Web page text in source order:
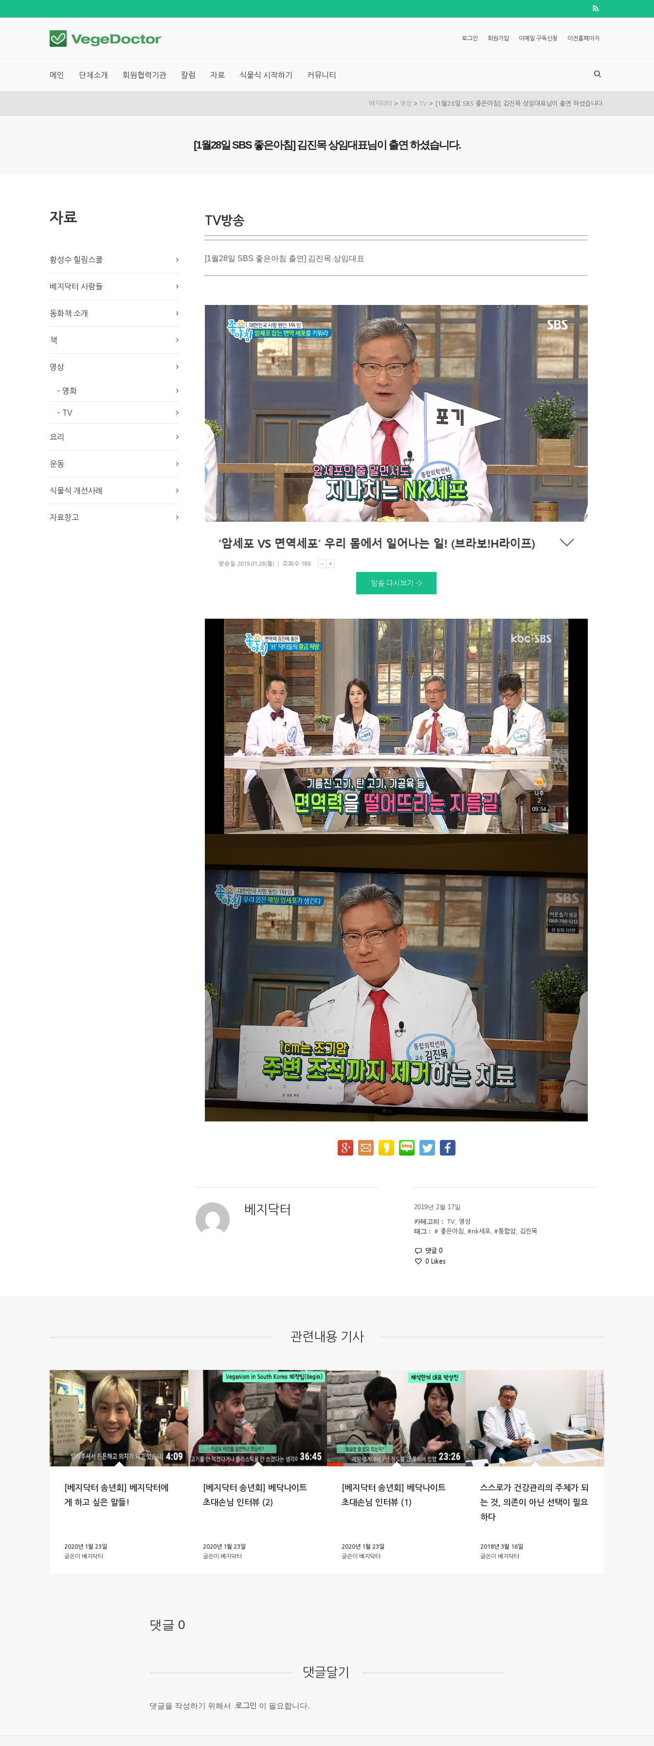
로그인 회원가입 이메일 구독신청 이전홈페이지
메인 단체소개 회원협력기관 칼럼 자료 식물식 시작하기 커뮤니티
베지닥터 > 영상 > TV > [1월28일 SBS 좋은아침] 김진목 상임대표님이 출연 하셨습니다.
[1월28일 SBS 좋은아침] 김진목 상임대표님이 출연 하셨습니다.
TV방송
[1월28일 SBS 좋은아침 출연] 김진목 상임대표
방송 다시보기 ->
베지닥터
2019년 2월 17일
카테고리 :
TV, 영상
태그 : # 좋은아침 #nk세포, #통합암, 김진목
댓글 0
0 Likes
자료
황성수 힐링스쿨
베지닥터 사람들
동화책 소개
책
영상
– 영화
– TV
요리
운동
식물식 개선사례
자료창고
관련내용 기사
[베지닥터 송년회] 베지닥터에
게 하고 싶은 말들!
2020년 1월 23일
글쓴이 베지닥터
[베지닥터 송년회] 베닥나이트
초대손님 인터뷰 (2)
2020년 1월 23일
글쓴이 베지닥터
[베지닥터 송년회] 베닥나이트
초대손님 인터뷰 (1)
2020년 1월 23일
글쓴이 베지닥터
스스로가 건강관리의 주체가 되
는 것, 의존이 아닌 선택이 필요
하다
2018년 3월 16일
글쓴이 베지닥터
댓글 0
댓글달기
댓글을 작성하기 위해서 로그인 이 필요합니다.